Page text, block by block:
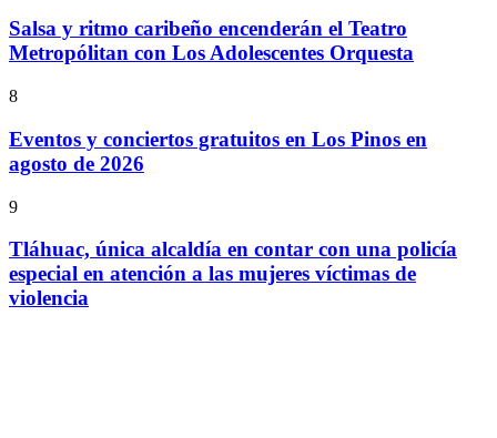
Salsa y ritmo caribeño encenderán el Teatro
Metropólitan con Los Adolescentes Orquesta
8
Eventos y conciertos gratuitos en Los Pinos en
agosto de 2026
9
Tláhuac, única alcaldía en contar con una policía
especial en atención a las mujeres víctimas de
violencia